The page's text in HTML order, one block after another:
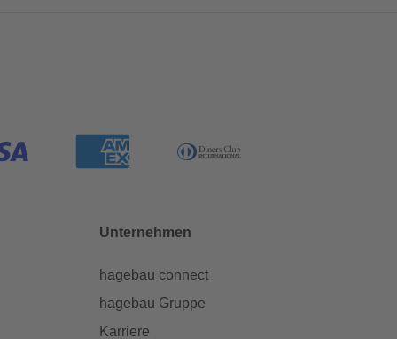
Unternehmen
hagebau connect
hagebau Gruppe
Karriere